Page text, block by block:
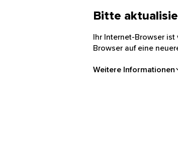
Bitte
Ihr Internet-Browser
Browser auf eine
Weitere Informationen